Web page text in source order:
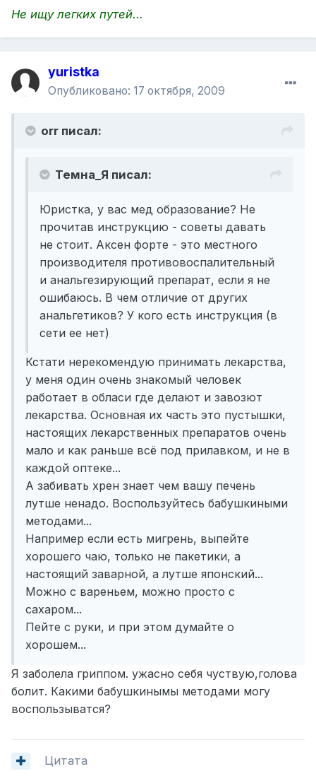
Не ищу легких путей...
yuristka
Опубликовано: 17 октября, 2009
orr писал:
Темна_Я писал:
Юристка, у вас мед образование? Не
прочитав инструкцию - советы давать
не стоит. Аксен форте - это местного
производителя противовоспалительный
и анальгезирующий препарат, если я не
ошибаюсь. В чем отличие от других
анальгетиков? У кого есть инструкция (в
сети ее нет)
Кстати нерекомендую принимать лекарства,
у меня один очень знакомый человек
работает в обласи где делают и завозют
лекарства. Основная их часть это пустышки,
настоящих лекарственных препаратов очень
мало и как раньше всё под прилавком, и не в
каждой оптеке...
А забивать хрен знает чем вашу печень
лутше ненадо. Воспользуйтесь бабушкиными
методами...
Например если есть мигрень, выпейте
хорошего чаю, только не пакетики, а
настоящий заварной, а лутше японский...
Можно с вареньем, можно просто с
сахаром...
Пейте с руки, и при этом думайте о
хорошем...
Я заболела гриппом. ужасно себя чуствую,голова
болит. Какими бабушкинымы методами могу
воспользыватся?
Цитата